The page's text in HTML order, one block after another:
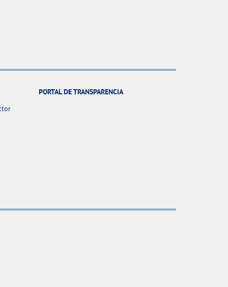
PORTAL DE TRANSPARENCIA